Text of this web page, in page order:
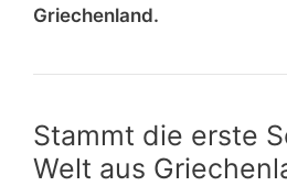
Griechenland.
Stammt die erste
Welt aus